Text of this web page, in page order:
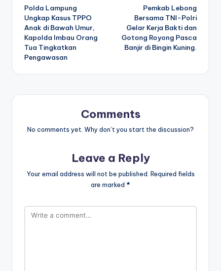
navigation
Polda Lampung
Ungkap Kasus TPPO
Anak di Bawah Umur,
Kapolda Imbau Orang
Tua Tingkatkan
Pengawasan
Pemkab Lebong
Bersama TNI-Polri
Gelar Kerja Bakti dan
Gotong Royong Pasca
Banjir di Bingin Kuning.
Comments
No comments yet. Why don’t you start the discussion?
Leave a Reply
Your email address will not be published. Required fields
are marked *